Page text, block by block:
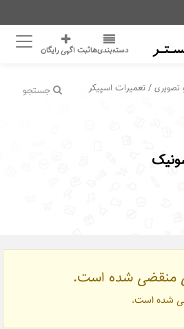
دسته‌بندی‌هاثبت اگهی رایگان
جستجو تصویری / تعمیرات اسپیکر
منقضی شده است.
شده است.